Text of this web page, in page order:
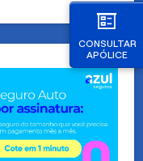
CONSULTAR
APÓLICE